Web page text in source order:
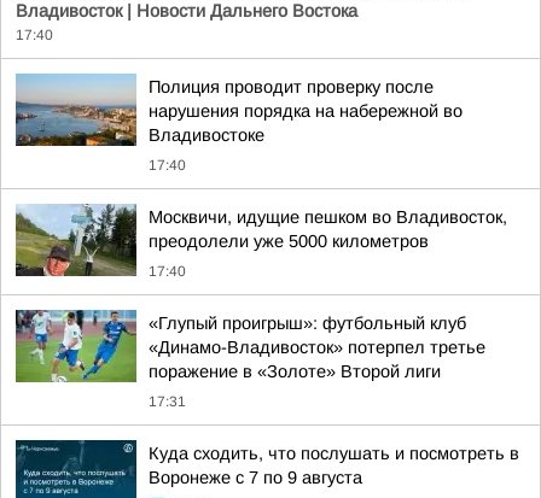
Владивосток | Новости Дальнего Востока
17:40
Полиция проводит проверку после
нарушения порядка на набережной во
Владивостоке
17:40
Москвичи, идущие пешком во Владивосток,
преодолели уже 5000 километров
17:40
«Глупый проигрыш»: футбольный клуб
«Динамо-Владивосток» потерпел третье
поражение в «Золоте» Второй лиги
17:31
Куда сходить, что послушать и посмотреть в
Воронеже с 7 по 9 августа